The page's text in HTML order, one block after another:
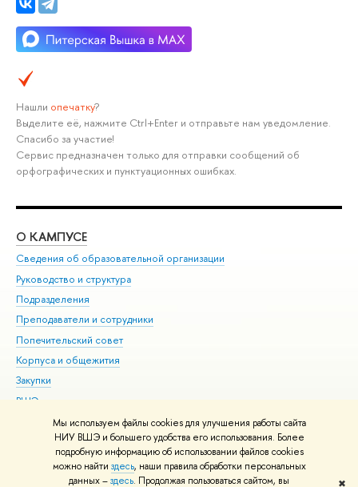
Мы используем файлы cookies для улучшения работы сайта
НИУ ВШЭ и большего удобства его использования. Более
подробную информацию об использовании файлов cookies
можно найти здесь, наши правила обработки персональных
данных –здесь. Продолжая пользоваться сайтом, вы ✖
Нашли опечатку?
Выделите её, нажмите Ctrl+Enter и отправьте нам уведомление.
Спасибо за участие!
Сервис предназначен только для отправки сообщений об
орфографических и пунктуационных ошибках.
О КАМПУСЕ
Сведения об образовательной организации
Руководство и структура
Подразделения
Преподаватели и сотрудники
Попечительский совет
Корпуса и общежития
Закупки
ВШЭ для студентов с ограниченными возможностями
здоровья и инвалидностью
Версия для слабовидящих
Единая платежная страница